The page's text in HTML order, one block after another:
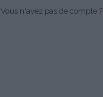
Vous n'avez pas de compte ?